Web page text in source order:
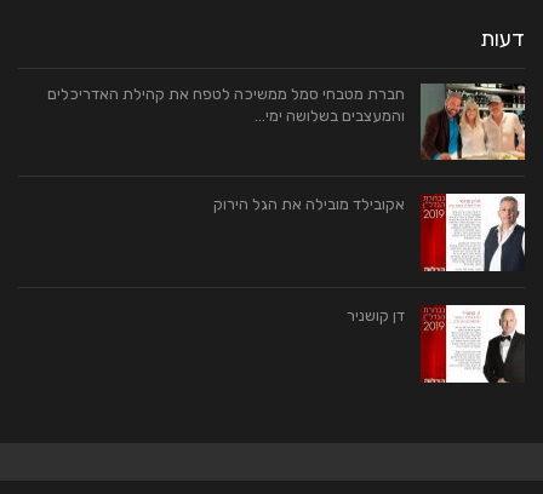
דעות
חברת מטבחי סמל ממשיכה לטפח את קהילת האדריכלים
והמעצבים בשלושה ימי…
אקובילד מובילה את הגל הירוק
דן קושניר